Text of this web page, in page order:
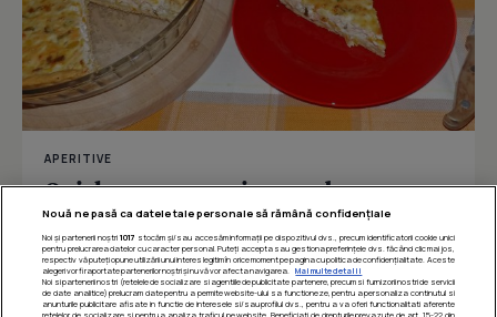
APERITIVE
Quiche cu somon si porumb
Îmi place Distribuie
Nouă ne pasă ca datele tale personale să rămână confidențiale
Noi și partenerii noștri 1017 stocăm și/sau accesăm informații pe dispozitivul dvs., precum identificatorii cookie unici
pentru prelucrarea datelor cu caracter personal. Puteți accepta sau gestiona preferințele dvs. făcând clic mai jos,
respectiv vă puteți opune utilizării unui interes legitim în orice moment pe pagina cu politica de confidențialitate. Aceste
alegeri vor fi raportate partenerilor noștri și nu vă vor afecta navigarea.
Mai multe detalii
Noi si partenerii nostri (retelele de socializare si agentiile de publicitate partenere, precum si furnizorii nostri de servicii
de date analitice) prelucram date pentru a permite website-ului sa functioneze, pentru a personaliza continutul si
anunturile publicitare afisate in functie de interesele si/sau profilul dvs., pentru a va oferi functionalitati aferente
retelelor de socializare si pentru a analiza traficul pe website. Beneficiati de drepturile prevazute de art. 15-22 din